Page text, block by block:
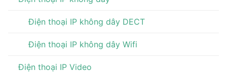
Điện thoại IP không dây DECT
Điện thoại IP không dây Wifi
Điện thoại IP Video